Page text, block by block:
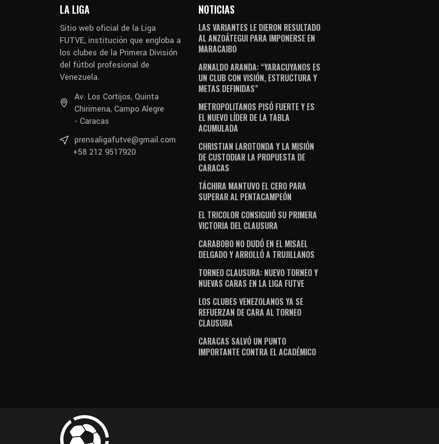
LA LIGA
Sitio web oficial de la Liga
FUTVE, institución que engloba a
los clubes de la Primera División
del fútbol profesional de
Venezuela.
Av. Los Cortijos, Quinta
Chirimena, Campo Alegre
- Caracas
prensaligafutve@gmail.com
+58 212 9517920
NOTICIAS
LAS VARIANTES LE DIERON RESULTADO
AL ANZOÁTEGUI PARA IMPONERSE EN
MARACAIBO
ARNALDO ARANDA: “YARACUYANOS ES
UN CLUB CON VISIÓN, ESTRUCTURA Y
METAS DEFINIDAS”
METROPOLITANOS PISÓ FUERTE Y ES
EL NUEVO LÍDER DE LA TABLA
ACUMULADA
CHRISTIAN LAROTONDA Y LA MISIÓN
DE CUSTODIAR LA PROPUESTA DE
CARACAS
TÁCHIRA MANTUVO EL CERO PARA
SUPERAR AL PENTACAMPEÓN
EL TRICOLOR CONSIGUIÓ SU PRIMERA
VICTORIA DEL CLAUSURA
CARABOBO NO DUDÓ EN EL MISAEL
DELGADO Y ARROLLÓ A TRUJILLANOS
TORNEO CLAUSURA: NUEVO TORNEO Y
NUEVAS CARAS EN LA LIGA FUTVE
LOS CLUBES VENEZOLANOS YA SE
REFUERZAN DE CARA AL TORNEO
CLAUSURA
CARACAS SALVÓ UN PUNTO
IMPORTANTE CONTRA EL ACADÉMICO